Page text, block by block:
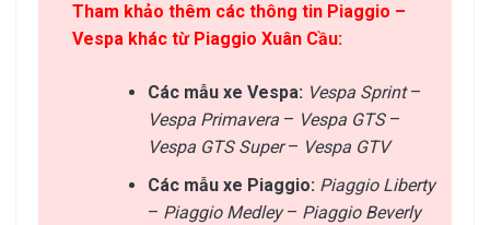
Tham khảo thêm các thông tin Piaggio –
Vespa khác từ Piaggio Xuân Cầu:
Các mẫu xe Vespa: Vespa Sprint–
Vespa Primavera– Vespa GTS–
Vespa GTS Super– Vespa GTV
Các mẫu xe Piaggio: Piaggio Liberty
– Piaggio Medley– Piaggio Beverly